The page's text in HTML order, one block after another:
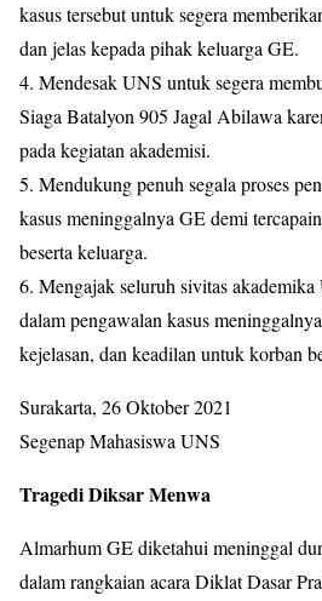
kasus tersebut untuk segera
dan jelas kepada pihak keluarga GE.
4. Mendesak UNS untuk segera
Siaga Batalyon 905 Jagal Abilawa
pada kegiatan akademisi.
5. Mendukung penuh segala proses
kasus meninggalnya GE demi
beserta keluarga.
6. Mengajak seluruh sivitas
dalam pengawalan kasus
kejelasan, dan keadilan untuk korban
Surakarta, 26 Oktober 2021
Segenap Mahasiswa UNS
Tragedi Diksar Menwa
Almarhum GE diketahui meninggal
dalam rangkaian acara Diklat Dasar